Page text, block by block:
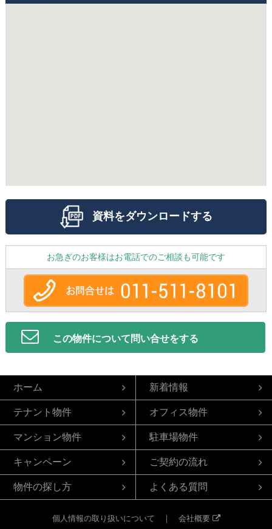
資料をダウンロードする
お急ぎのお客様はお電話でのご相談も可能です
この物件について問い合せをする
ホーム 新着情報
テナント物件 オフィス物件
マンション物件 駐車場物件
キャンペーン ご契約の流れ
物件の探し方 よくある質問
個人情報の取り扱いについて ｜ 会社概要